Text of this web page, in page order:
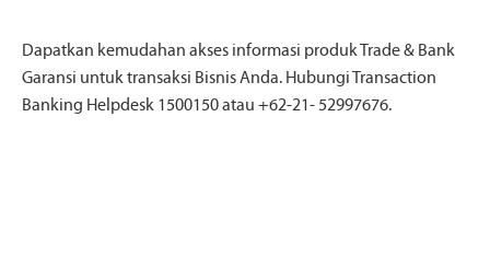
Dapatkan kemudahan akses informasi produk Trade & Bank
Garansi untuk transaksi Bisnis Anda. Hubungi Transaction
Banking Helpdesk 1500150 atau +62-21- 52997676.